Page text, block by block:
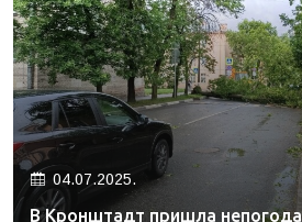
04.07.2025.
В Кронштадт пришла непогода